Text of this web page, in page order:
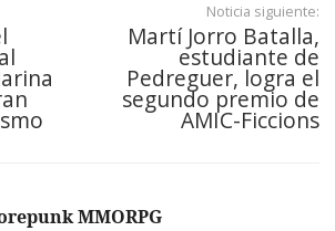
Noticia siguiente:
Martí Jorro Batalla,
estudiante de
Pedreguer, logra el
segundo premio de
AMIC-Ficcions
MMORPG